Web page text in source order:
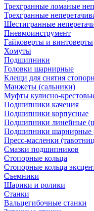
Трехгранные ломаные
Трехгранные
Шестигранные
Пневмоинструмент
Гайковерты и винтоверты
Хомуты
Подшипники
Головки шарнирные
Клещи для снятия
Манжеты (сальники)
Муфты кулисно-
Подшипники качения
Подшипники корпусные
Подшипники линейные
Подшипники
Пресс-масленки
Смазки подшипников
Стопорные кольца
Стопорные кольца
Съемники
Шарики и ролики
Станки
Вальцегибочные станки